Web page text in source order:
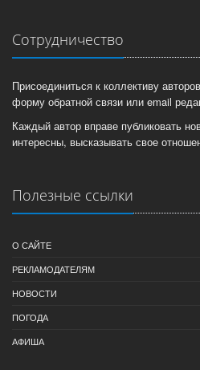
Сотрудничество
Присоединиться к коллективу
форму обратной связи или email
Каждый автор вправе публиковать
интересны, высказывать свое
Полезные ссылки
О САЙТЕ
РЕКЛАМОДАТЕЛЯМ
НОВОСТИ
ПОГОДА
АФИША